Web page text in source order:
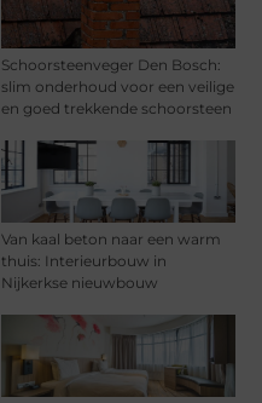
Schoorsteenveger Den Bosch:
slim onderhoud voor een veilige
en goed trekkende schoorsteen
Van kaal beton naar een warm
thuis: Interieurbouw in
Nijkerkse nieuwbouw